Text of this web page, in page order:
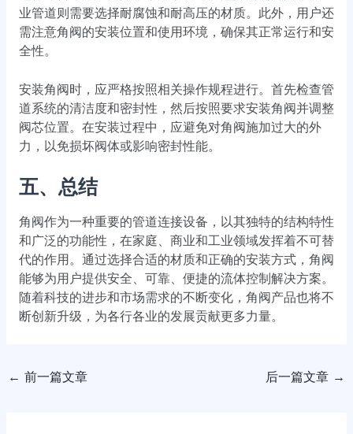
业管道则需要选择耐腐蚀和耐高压的材质。此外，用户还
需注意角阀的安装位置和使用环境，确保其正常运行和安
全性。
安装角阀时，应严格按照相关操作规程进行。首先检查管
道系统的清洁度和密封性，然后按照要求安装角阀并调整
阀芯位置。在安装过程中，应避免对角阀施加过大的外
力，以免损坏阀体或影响密封性能。
五、总结
角阀作为一种重要的管道连接设备，以其独特的结构特性
和广泛的功能性，在家庭、商业和工业领域发挥着不可替
代的作用。通过选择合适的材质和正确的安装方式，角阀
能够为用户提供安全、可靠、便捷的流体控制解决方案。
随着科技的进步和市场需求的不断变化，角阀产品也将不
断创新升级，为各行各业的发展贡献更多力量。
← 前一篇文章 后一篇文章 →